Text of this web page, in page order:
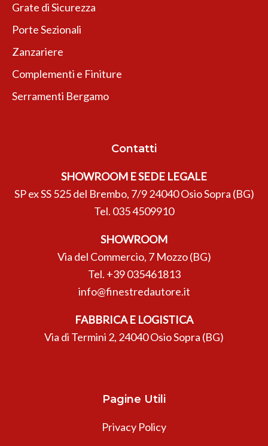
Grate di Sicurezza
Porte Sezionali
Zanzariere
Complementi e Finiture
Serramenti Bergamo
Contatti
SHOWROOM E SEDE LEGALE
SP ex SS 525 del Brembo, 7/9 24040 Osio Sopra (BG)
Tel. 035 4509910
SHOWROOM
Via del Commercio, 7 Mozzo (BG)
Tel. +39 035461813
info@finestredautore.it
FABBRICA E LOGISTICA
Via di Termini 2, 24040 Osio Sopra (BG)
Pagine Utili
Privacy Policy